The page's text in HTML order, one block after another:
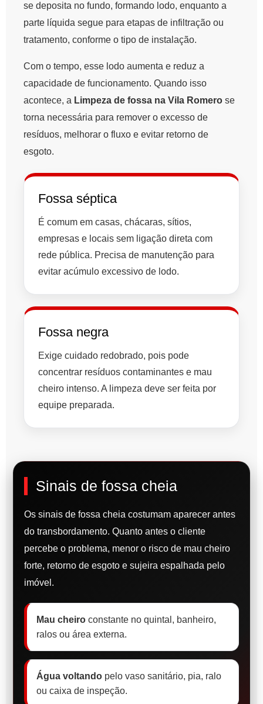
se deposita no fundo, formando lodo, enquanto a
parte líquida segue para etapas de infiltração ou
tratamento, conforme o tipo de instalação.
Com o tempo, esse lodo aumenta e reduz a
capacidade de funcionamento. Quando isso
acontece, a Limpeza de fossa na Vila Romero se
torna necessária para remover o excesso de
resíduos, melhorar o fluxo e evitar retorno de
esgoto.
Fossa séptica
É comum em casas, chácaras, sítios,
empresas e locais sem ligação direta com
rede pública. Precisa de manutenção para
evitar acúmulo excessivo de lodo.
Fossa negra
Exige cuidado redobrado, pois pode
concentrar resíduos contaminantes e mau
cheiro intenso. A limpeza deve ser feita por
equipe preparada.
Sinais de fossa cheia
Os sinais de fossa cheia costumam aparecer antes
do transbordamento. Quanto antes o cliente
percebe o problema, menor o risco de mau cheiro
forte, retorno de esgoto e sujeira espalhada pelo
imóvel.
Mau cheiro constante no quintal, banheiro,
ralos ou área externa.
Água voltando pelo vaso sanitário, pia, ralo
ou caixa de inspeção.